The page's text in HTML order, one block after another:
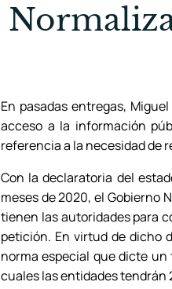
En pasadas entregas,
acceso a la información
referencia a la necesidad de
Con la declaratoria del
meses de 2020, el Gobierno
tienen las autoridades para
petición. En virtud de dicho
norma especial que dicte
cuales las entidades tendrán